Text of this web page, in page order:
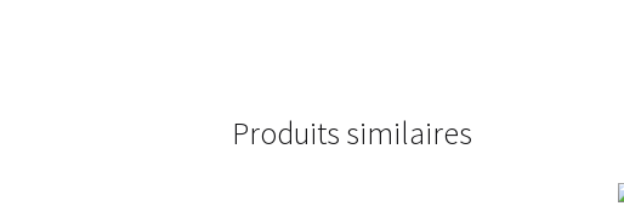
Produits similaires